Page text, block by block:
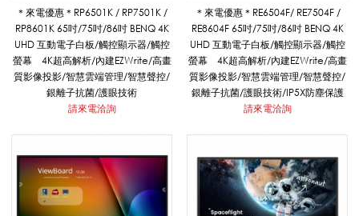
影
教
＊來電優惠＊RP6501K / RP7501K /
RP8601K 65吋/75吋/86吋 BENQ 4K
UHD 互動電子白板/觸控顯示器/觸控
螢幕 4K超高解析/內建EZWrite/高畫
質影像投影/智慧雲端管理/智慧聲控/
銀離子抗菌/護眼技術
請來電洽詢
＊來電優惠＊RE6504F/ RE7504F /
RE8604F 65吋/75吋/86吋 BENQ 4K
UHD 互動電子白板/觸控顯示器/觸控
螢幕 4K超高解析/內建EZWrite/高畫
質影像投影/智慧雲端管理/智慧聲控/
銀離子抗菌/護眼技術/IP5X防塵保護
請來電洽詢